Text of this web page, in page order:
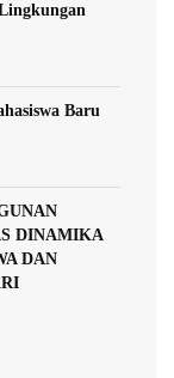
Baru
DINAMIKA
DAN